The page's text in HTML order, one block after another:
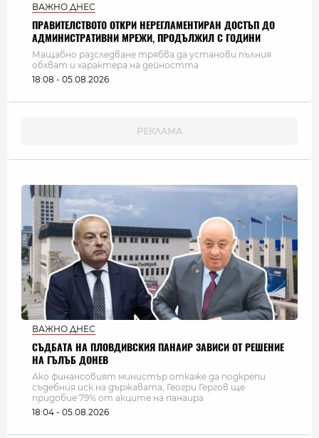
ВАЖНО ДНЕС
ПРАВИТЕЛСТВОТО ОТКРИ НЕРЕГЛАМЕНТИРАН ДОСТЪП ДО
АДМИНИСТРАТИВНИ МРЕЖИ, ПРОДЪЛЖИЛ С ГОДИНИ
Мащабно разследване трябва да установи пълния
обхват и характера на дейността
18:08 - 05.08.2026
ВАЖНО ДНЕС
СЪДБАТА НА ПЛОВДИВСКИЯ ПАНАИР ЗАВИСИ ОТ РЕШЕНИЕ
НА ГЪЛЪБ ДОНЕВ
Ако финансовият министър откаже да подкрепи
съдебния иск на държавата, Геогри Гергов ще
придобие 79% от акците на панаира
18:04 - 05.08.2026